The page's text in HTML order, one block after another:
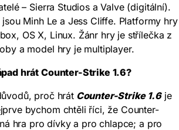
– Sierra Studios a Valve (digitální).
Minh Le a Jess Cliffe. Platformy hry
OS X, Linux. Žánr hry je střílečka z
a model hry je multiplayer.
hrát Counter-Strike 1.6?
proč hrátCounter-Strike 1.6je
bychom chtěli říci, že Counter-
hra pro dívky a pro chlapce; a pro